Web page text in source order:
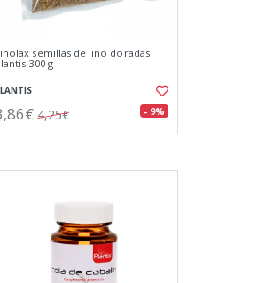
semillas de lino doradas
300 g
4,25€ - 9%